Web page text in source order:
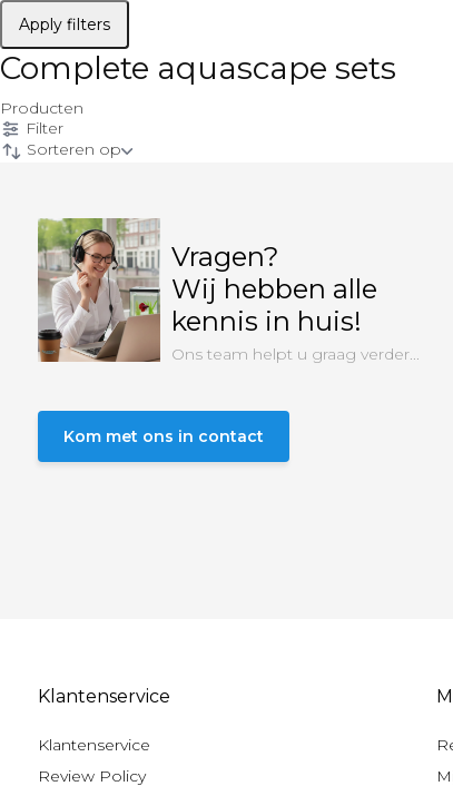
Apply filters
Complete aquascape sets
Producten
Filter
Sorteren op
Vragen?
Wij hebben alle
kennis in huis!
Ons team helpt u graag verder...
Kom met ons in contact
Klantenservice
Klantenservice
Review Policy